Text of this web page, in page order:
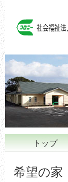
トップ
希望の家